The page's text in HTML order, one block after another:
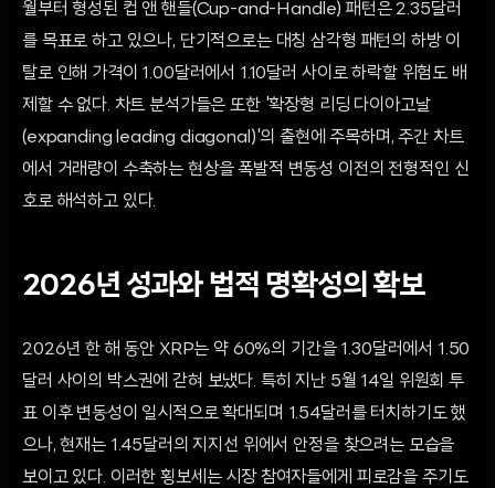
월부터 형성된 컵 앤 핸들(Cup-and-Handle) 패턴은 2.35달러
를 목표로 하고 있으나, 단기적으로는 대칭 삼각형 패턴의 하방 이
탈로 인해 가격이 1.00달러에서 1.10달러 사이로 하락할 위험도 배
제할 수 없다. 차트 분석가들은 또한 '확장형 리딩 다이아고날
(expanding leading diagonal)'의 출현에 주목하며, 주간 차트
에서 거래량이 수축하는 현상을 폭발적 변동성 이전의 전형적인 신
호로 해석하고 있다.
2026년 성과와 법적 명확성의 확보
2026년 한 해 동안 XRP는 약 60%의 기간을 1.30달러에서 1.50
달러 사이의 박스권에 갇혀 보냈다. 특히 지난 5월 14일 위원회 투
표 이후 변동성이 일시적으로 확대되며 1.54달러를 터치하기도 했
으나, 현재는 1.45달러의 지지선 위에서 안정을 찾으려는 모습을
보이고 있다. 이러한 횡보세는 시장 참여자들에게 피로감을 주기도